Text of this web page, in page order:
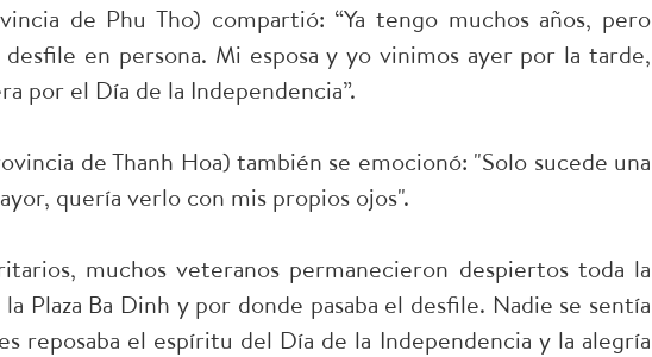
de Phu Tho) compartió: “Ya tengo muchos años, pero
en persona. Mi esposa y yo vinimos ayer por la tarde,
por el Día de la Independencia”.
de Thanh Hoa) también se emocionó: "Solo sucede una
quería verlo con mis propios ojos".
muchos veteranos permanecieron despiertos toda la
Plaza Ba Dinh y por donde pasaba el desfile. Nadie se sentía
reposaba el espíritu del Día de la Independencia y la alegría